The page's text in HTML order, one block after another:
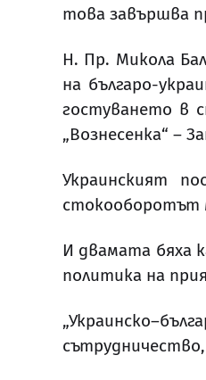
това завършва
Н. Пр. Микола
на българо-
гостуването в
„Вознесенка“ –
Украинският
стокооборотът
И двамата бяха
политика на
„Украинско–